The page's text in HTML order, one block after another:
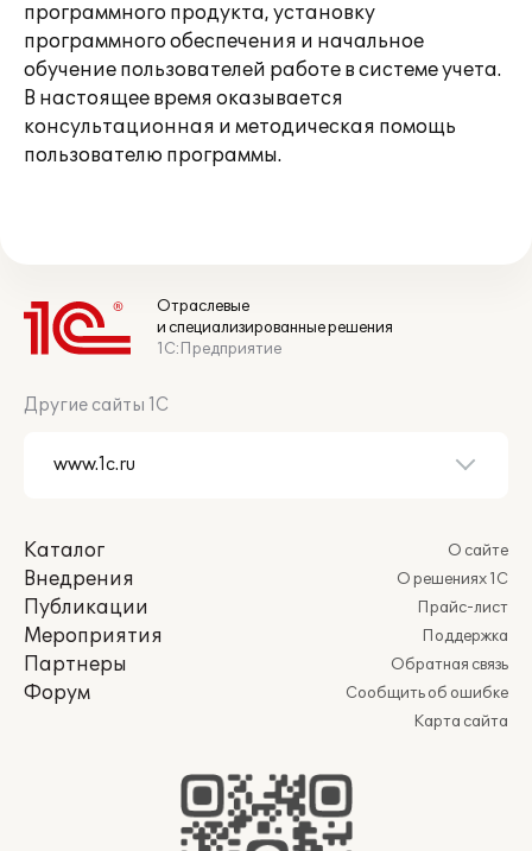
программного продукта, установку
программного обеспечения и начальное
обучение пользователей работе в системе учета.
В настоящее время оказывается
консультационная и методическая помощь
пользователю программы.
Отраслевые
и специализированные решения
1С:Предприятие
Другие сайты 1С
Каталог
Внедрения
Публикации
Мероприятия
Партнеры
Форум
О сайте
О решениях 1С
Прайс-лист
Поддержка
Обратная связь
Сообщить об ошибке
Карта сайта